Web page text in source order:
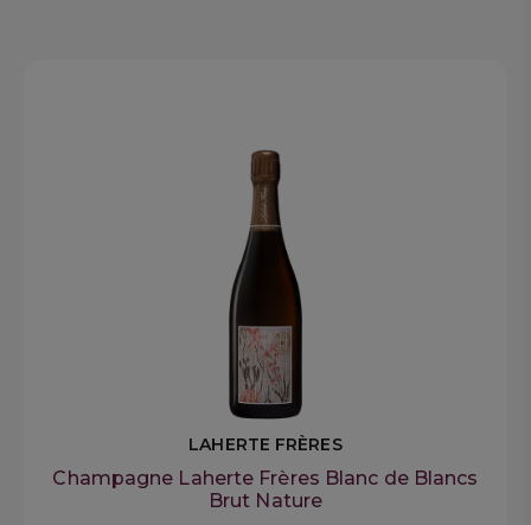
LAHERTE FRÈRES
Champagne Laherte Frères Blanc de Blancs
Brut Nature